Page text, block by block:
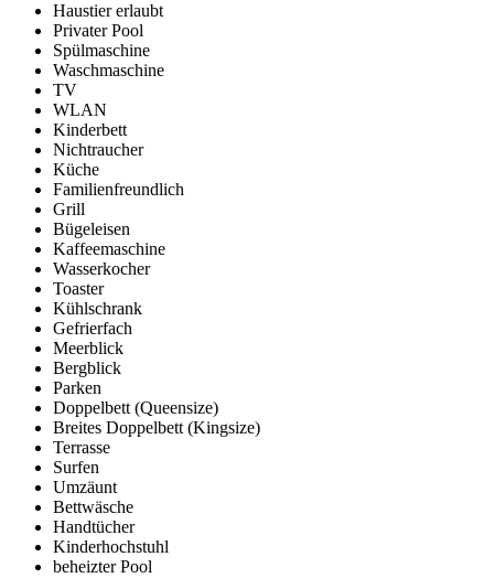
Haustier erlaubt
Privater Pool
Spülmaschine
Waschmaschine
TV
WLAN
Kinderbett
Nichtraucher
Küche
Familienfreundlich
Grill
Bügeleisen
Kaffeemaschine
Wasserkocher
Toaster
Kühlschrank
Gefrierfach
Meerblick
Bergblick
Parken
Doppelbett (Queensize)
Breites Doppelbett (Kingsize)
Terrasse
Surfen
Umzäunt
Bettwäsche
Handtücher
Kinderhochstuhl
beheizter Pool